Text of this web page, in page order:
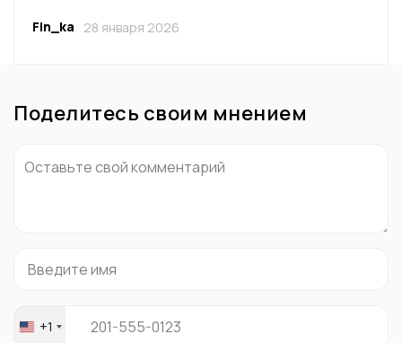
Fin_ka 28 января 2026
Поделитесь своим мнением
United
+1